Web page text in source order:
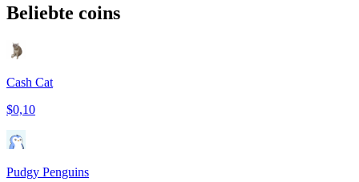
Beliebte coins
Cash Cat
$0,10
Pudgy Penguins